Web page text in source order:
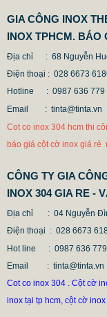
GIA CÔNG INOX
INOX TPHCM. BÁO
Địa chỉ : 68 Nguyễn
Điện thoại : 028 6673
Hotline : 0987 636
Email :
Cot co inox 304 hcm thi
báo giá cột cờ inox giá rẻ
CÔNG TY GIA
INOX 304 GIA RE -
Địa chỉ
: 04 Nguyễn
Điện thoại : 028 6673
Hot line
: 0987
Email
:
Cot co inox 304 . Cột cờ
inox tại tp hcm, cột cờ